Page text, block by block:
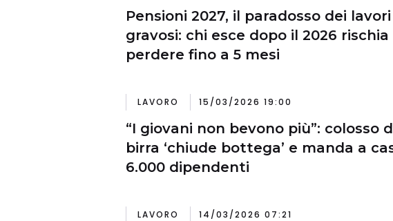
Pensioni 2027, il paradosso dei lavori
gravosi: chi esce dopo il 2026 rischia
perdere fino a 5 mesi
LAVORO 15/03/2026 19:00
“I giovani non bevono più”: colosso
birra ‘chiude bottega’ e manda a
6.000 dipendenti
LAVORO 14/03/2026 07:21